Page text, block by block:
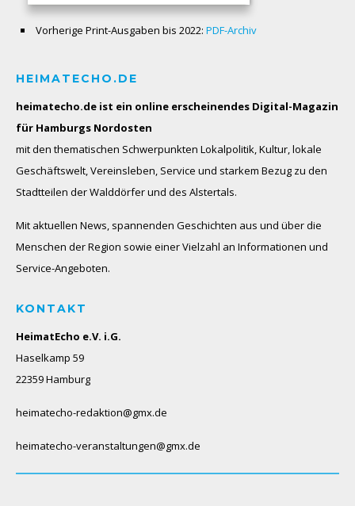
Vorherige Print-Ausgaben bis 2022: PDF-Archiv
HEIMATECHO.DE
heimatecho.de ist ein online erscheinendes Digital-Magazin
für Hamburgs Nordosten
mit den thematischen Schwerpunkten Lokalpolitik, Kultur, lokale
Geschäftswelt, Vereinsleben, Service und starkem Bezug zu den
Stadtteilen der Walddörfer und des Alstertals.
Mit aktuellen News, spannenden Geschichten aus und über die
Menschen der Region sowie einer Vielzahl an Informationen und
Service-Angeboten.
KONTAKT
HeimatEcho e.V. i.G.
Haselkamp 59
22359 Hamburg
heimatecho-redaktion@gmx.de
heimatecho-veranstaltungen@gmx.de